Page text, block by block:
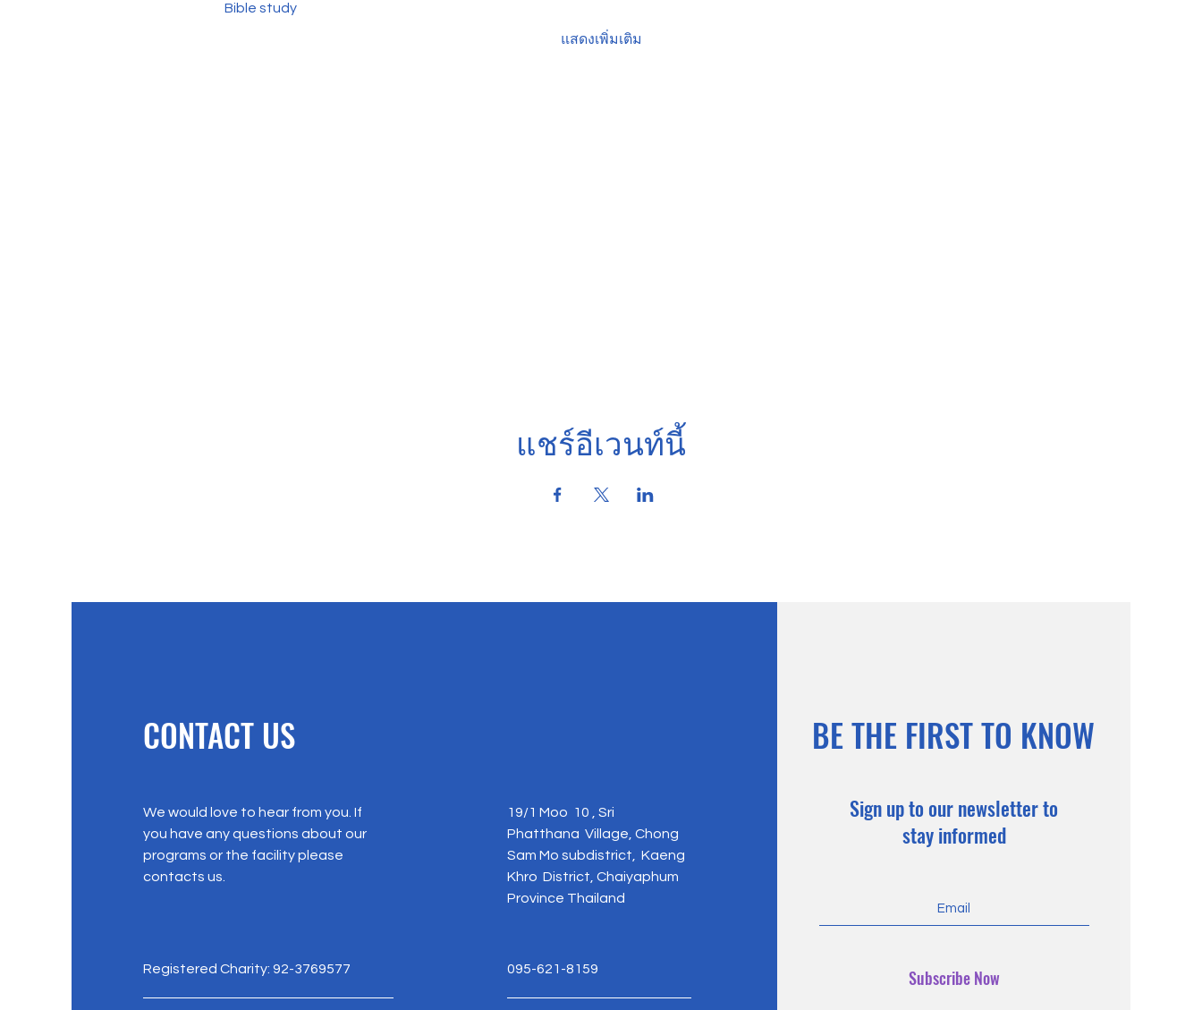
Bible study
แสดงเพิ่มเติม
แชร์อีเวนท์นี้
CONTACT US
We would love to hear from you. If
you have any questions about our
programs or the facility please
contacts us.
Registered Charity: 92-3769577
19/1 Moo 10 , Sri
Phatthana Village, Chong
Sam Mo subdistrict, Kaeng
Khro District, Chaiyaphum
Province Thailand
095-621-8159
BE THE FIRST TO KNOW
Sign up to our newsletter to
stay informed
Subscribe Now